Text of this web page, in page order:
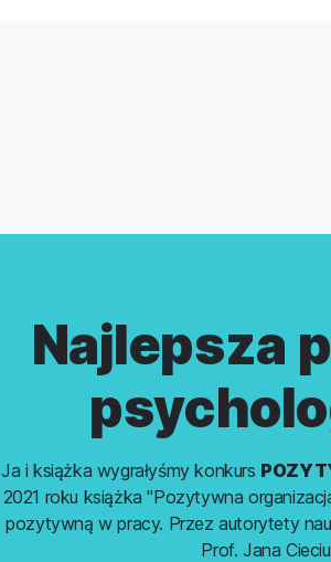
Najlepsza
Ja i książka wygrałyśmy konkurs
2021 roku książka "Pozytywna
pozytywną w pracy. Przez autorytety
Prof. Jana